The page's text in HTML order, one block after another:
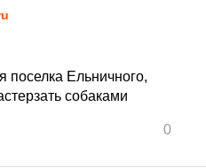
поселка Ельничного,
собаками
0